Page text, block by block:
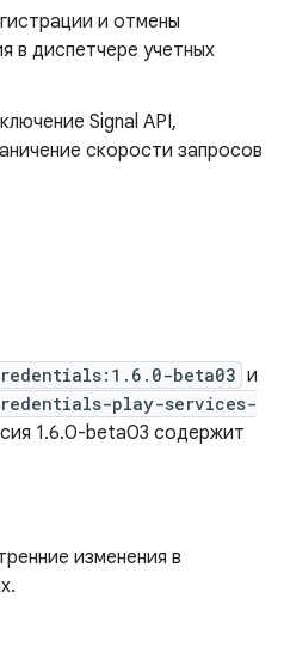
и отмены
в диспетчере учетных
Signal API,
скорости запросов
beta03 и
play-services-
1.6.0-beta03 содержит
изменения в